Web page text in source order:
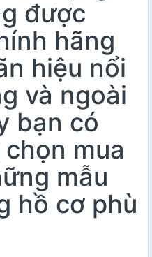
được
hãng
hiệu nổi
và ngoài
bạn có
mua
mẫu
hồ cơ phù